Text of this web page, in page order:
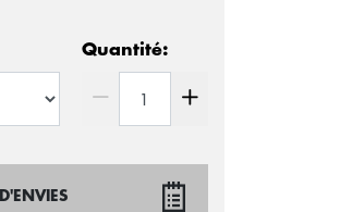
Quantité: